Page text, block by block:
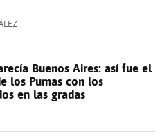
Buenos Aires: así fue el
los Pumas con los
en las gradas